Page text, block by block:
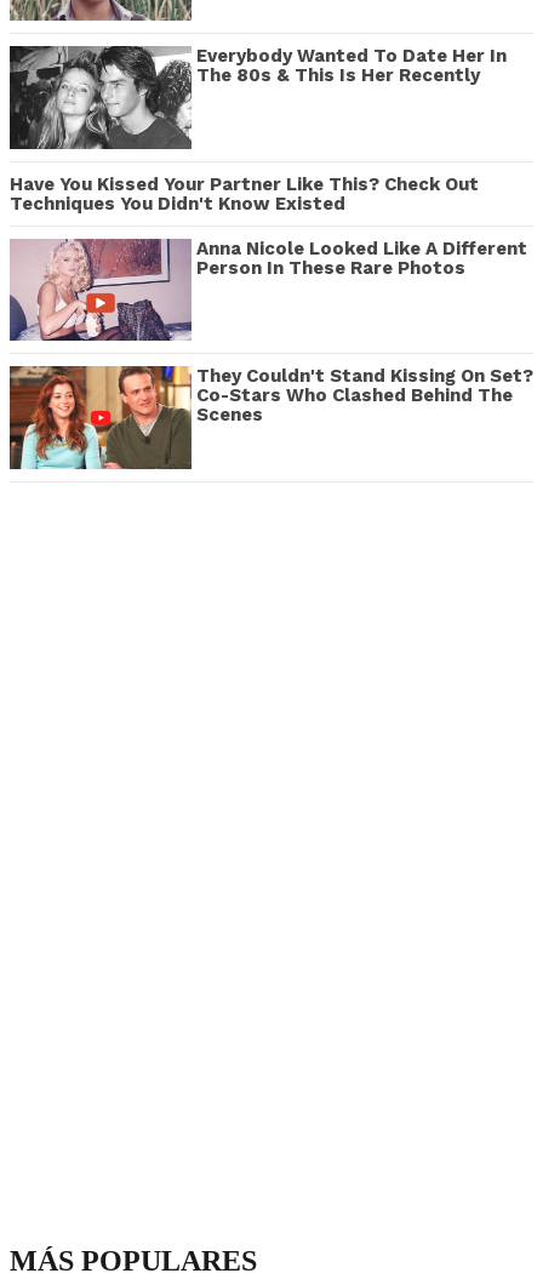
Everybody Wanted To Date Her In
The 80s & This Is Her Recently
Have You Kissed Your Partner Like This? Check Out
Techniques You Didn't Know Existed
Anna Nicole Looked Like A Different
Person In These Rare Photos
They Couldn't Stand Kissing On Set?
Co-Stars Who Clashed Behind The
Scenes
MÁS POPULARES